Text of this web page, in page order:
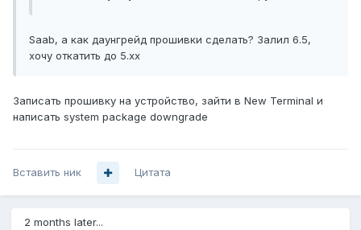
Saab, а как даунгрейд прошивки сделать? Залил 6.5,
хочу откатить до 5.хх
Записать прошивку на устройство, зайти в New Terminal и
написать system package downgrade
Вставить ник Цитата
2 months later...